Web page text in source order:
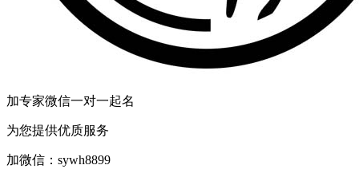
加专家微信一对一起名
为您提供优质服务
加微信： sywh8899